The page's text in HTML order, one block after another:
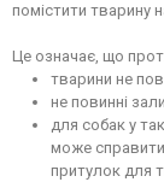
помістити тварину
Це означає, що
тварини не
не повинні
для собак у
може
притулок для